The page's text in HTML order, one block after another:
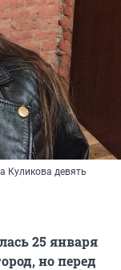
Куликова девять
25 января
но перед